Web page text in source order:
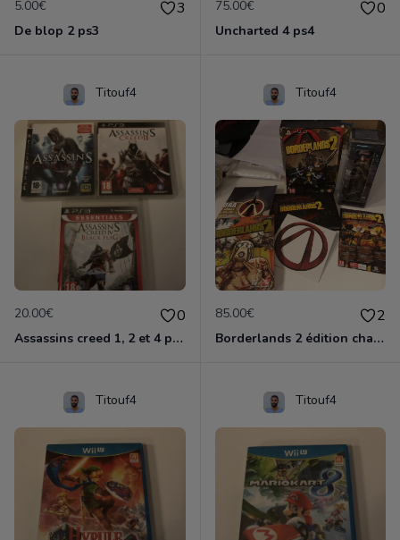
5.00€ 3
De blop 2 ps3
75.00€ 0
Uncharted 4 ps4
Titouf4
20.00€ 0
Assassins creed 1, 2 et 4 ps3
Titouf4
85.00€ 2
Borderlands 2 édition chasseur de l'arche ps3
Titouf4 Titouf4